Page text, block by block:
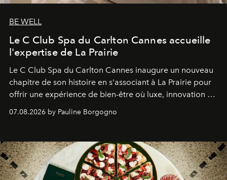
BE WELL
Le C Club Spa du Carlton Cannes accueille
l'expertise de La Prairie
Le C Club Spa du Carlton Cannes inaugure un nouveau
chapitre de son histoire en s'associant à La Prairie pour
offrir une expérience de bien-être où luxe, innovation et
expertise se rencontrent.
07.08.2026 by Pauline Borgogno